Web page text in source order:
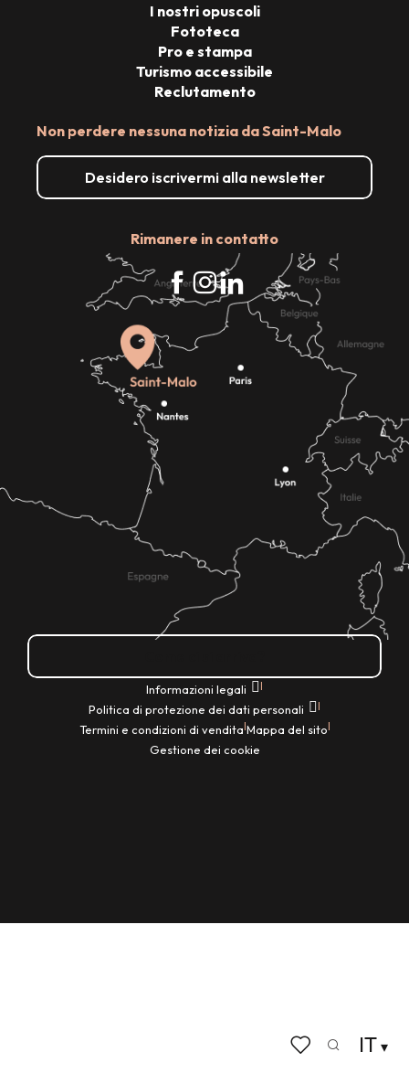
IT
Non perdere nessuna notizia da Saint-Malo
Desidero iscrivermi alla newsletter
Rimanere in contatto
I nostri opuscoli
Fototeca
Pro e stampa
Turismo accessibile
Reclutamento
Informazioni legali |
Politica di protezione dei dati personali |
Termini e condizioni di vendita|Mappa del sito|
Gestione dei cookie